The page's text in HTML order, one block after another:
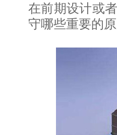
在前期设计或
守哪些重要的